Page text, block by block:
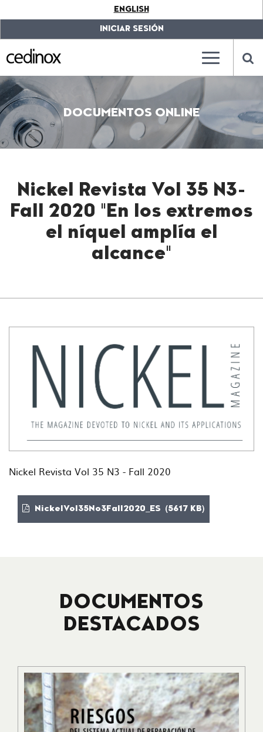
label.access.jump.content???
???
label.access.jump.header???
label.access.jump.footer???
???
label.access.jump.menu???
ENGLISH
INICIAR SESIÓN
???
???
DOCUMENTOS ONLINE
Nickel Revista Vol 35 N3-
Fall 2020 "En los extremos
el níquel amplía el
alcance"
Nickel Revista Vol 35 N3 - Fall 2020
NickelVol35No3Fall2020_ES (5617 KB)
DOCUMENTOS
DESTACADOS